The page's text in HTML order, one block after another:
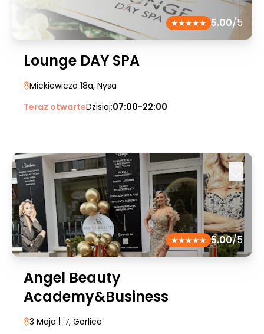
5.00/5
Lounge DAY SPA
Mickiewicza 18a, Nysa
Teraz otwarteDzisiaj:07:00-22:00
5.00/5
Angel Beauty
Academy&Business
3 Maja | 17, Gorlice